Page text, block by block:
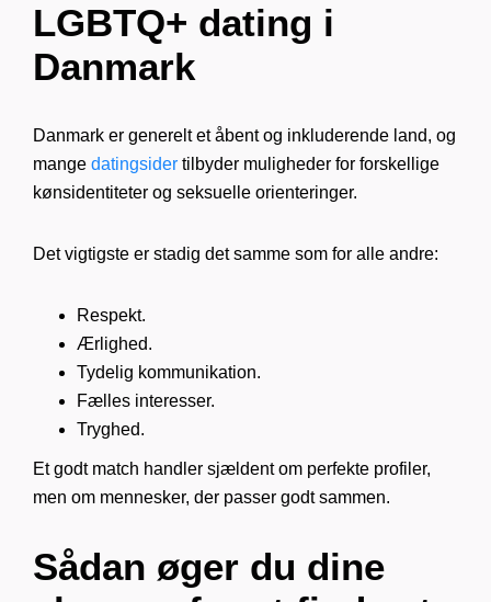
LGBTQ+ dating i
Danmark
Danmark er generelt et åbent og inkluderende land, og
mange datingsider tilbyder muligheder for forskellige
kønsidentiteter og seksuelle orienteringer.
Det vigtigste er stadig det samme som for alle andre:
Respekt.
Ærlighed.
Tydelig kommunikation.
Fælles interesser.
Tryghed.
Et godt match handler sjældent om perfekte profiler,
men om mennesker, der passer godt sammen.
Sådan øger du dine